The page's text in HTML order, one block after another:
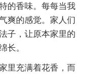
的香味。每每当我
爽的感觉。家人们
子，让原本家里的
长。
里充满着花香，而